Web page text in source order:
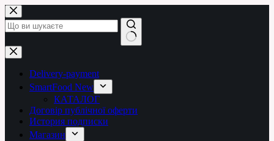
Перейти
до
вмісту
Немає
результатів
Delivery-payment
SmartFood New
КАТАЛОГ
Договір публічної оферти
История подписки
Магазин